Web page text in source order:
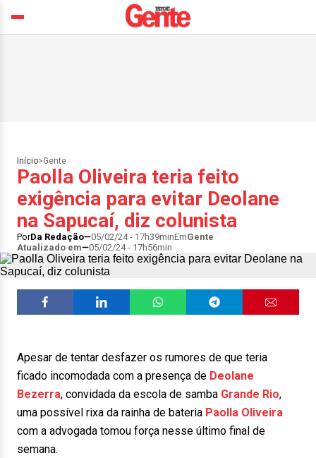
Início>Gente
Paolla Oliveira teria feito
exigência para evitar Deolane
na Sapucaí, diz colunista
PorDa Redação 05/02/24 - 17h39minEmGente
Atualizado em
05/02/24 - 17h56min
Apesar de tentar desfazer os rumores de que teria
ficado incomodada com a presença de Deolane
Bezerra, convidada da escola de samba Grande Rio,
uma possível rixa da rainha de bateria Paolla Oliveira
com a advogada tomou força nesse último final de
semana.